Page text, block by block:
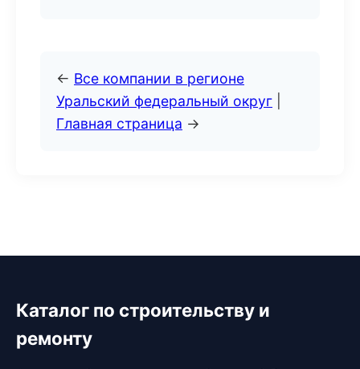
← Все компании в регионе
Уральский федеральный округ
Главная страница →
Каталог по строительству и
ремонту